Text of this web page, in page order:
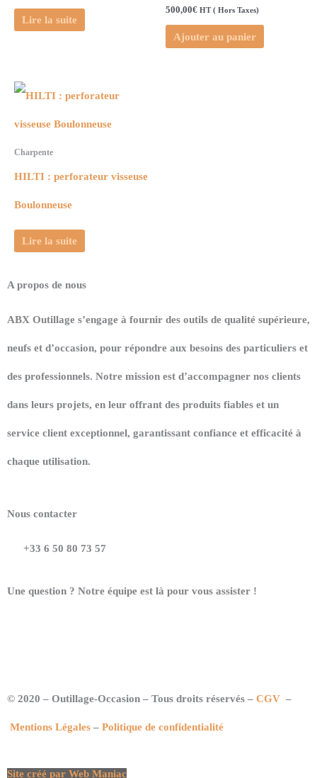
Lire la suite
500,00€ HT ( Hors Taxes)
Ajouter au panier
Charpente
HILTI : perforateur visseuse
Boulonneuse
Lire la suite
A propos de nous
ABX Outillage s’engage à fournir des outils de qualité supérieure,
neufs et d’occasion, pour répondre aux besoins des particuliers et
des professionnels. Notre mission est d’accompagner nos clients
dans leurs projets, en leur offrant des produits fiables et un
service client exceptionnel, garantissant confiance et efficacité à
chaque utilisation.
Nous contacter
+33 6 50 80 73 57
Une question ? Notre équipe est là pour vous assister !
© 2020 – Outillage-Occasion – Tous droits réservés – CGV –
Mentions Légales – Politique de confidentialité
Site créé par Web Maniac